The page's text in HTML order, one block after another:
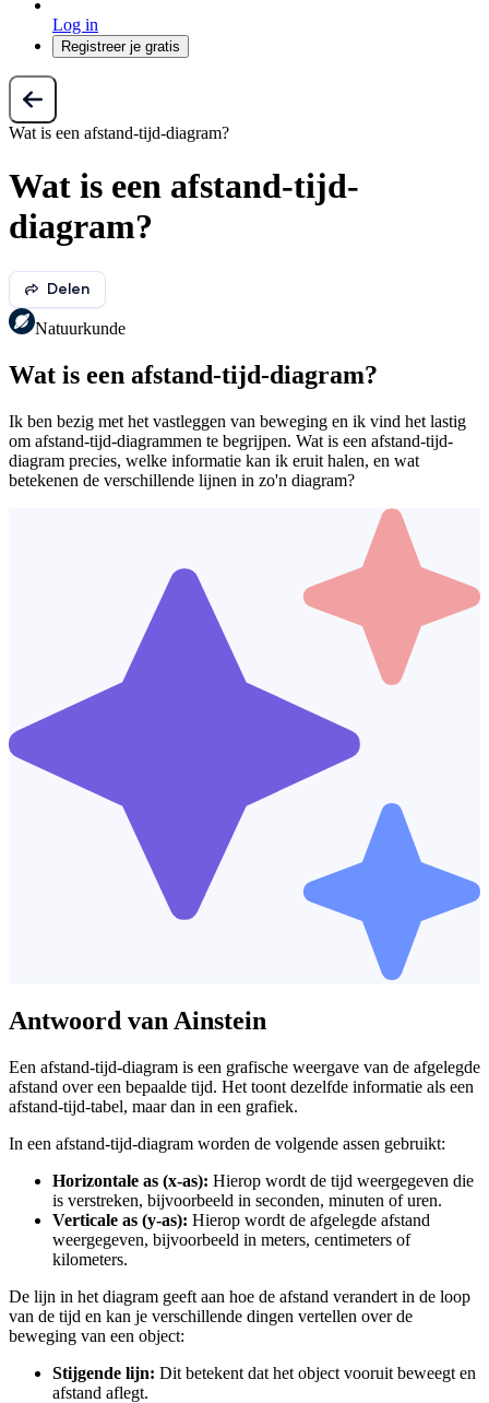
Log in
Registreer je gratis
Wat is een afstand-tijd-diagram?
Wat is een afstand-tijd-
diagram?
Delen
Natuurkunde
Wat is een afstand-tijd-diagram?
Ik ben bezig met het vastleggen van beweging en ik vind het lastig
om afstand-tijd-diagrammen te begrijpen. Wat is een afstand-tijd-
diagram precies, welke informatie kan ik eruit halen, en wat
betekenen de verschillende lijnen in zo'n diagram?
Antwoord van Ainstein
Een afstand-tijd-diagram is een grafische weergave van de afgelegde
afstand over een bepaalde tijd. Het toont dezelfde informatie als een
afstand-tijd-tabel, maar dan in een grafiek.
In een afstand-tijd-diagram worden de volgende assen gebruikt:
Horizontale as (x-as): Hierop wordt de tijd weergegeven die
is verstreken, bijvoorbeeld in seconden, minuten of uren.
Verticale as (y-as): Hierop wordt de afgelegde afstand
weergegeven, bijvoorbeeld in meters, centimeters of
kilometers.
De lijn in het diagram geeft aan hoe de afstand verandert in de loop
van de tijd en kan je verschillende dingen vertellen over de
beweging van een object:
Stijgende lijn: Dit betekent dat het object vooruit beweegt en
afstand aflegt.